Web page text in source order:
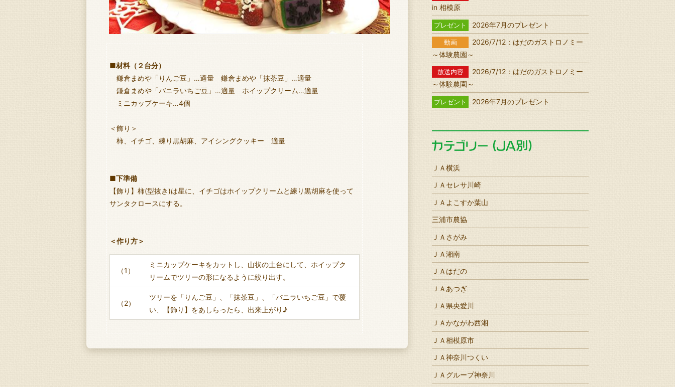
■材料（２台分）
鎌倉まめや「りんご豆」…適量 鎌倉まめや「抹茶豆」…適量
鎌倉まめや「バニラいちご豆」…適量 ホイップクリーム…適量
ミニカップケーキ…4個
＜飾り＞
柿、イチゴ、練り黒胡麻、アイシングクッキー 適量
■下準備
【飾り】柿(型抜き)は星に、イチゴはホイップクリームと練り黒胡麻を使って
サンタクロースにする。
＜作り方＞
（1）
ミニカップケーキをカットし、山状の土台にして、ホイップク
リームでツリーの形になるように絞り出す。
（2）
ツリーを「りんご豆」、「抹茶豆」、「バニラいちご豆」で覆
い、【飾り】をあしらったら、出来上がり♪
in 相模原
プレゼント 2026年7月のプレゼント
動画
2026/7/12：はだのガストロノミー
～体験農園～
放送内容
2026/7/12：はだのガストロノミー
～体験農園～
プレゼント 2026年7月のプレゼント
ＪＡ横浜
ＪＡセレサ川崎
ＪＡよこすか葉山
三浦市農協
ＪＡさがみ
ＪＡ湘南
ＪＡはだの
ＪＡあつぎ
ＪＡ県央愛川
ＪＡかながわ西湘
ＪＡ相模原市
ＪＡ神奈川つくい
ＪＡグループ神奈川